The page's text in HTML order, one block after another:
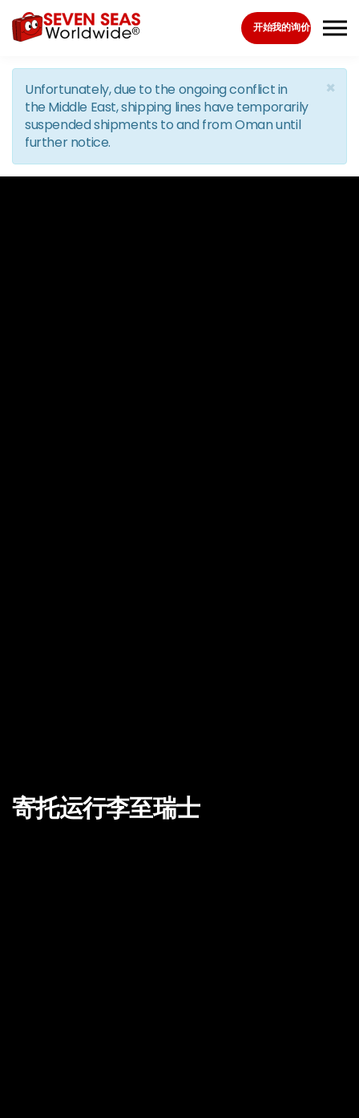
Skip to the content
开始我的询价
×
Unfortunately, due to the ongoing conflict in
the Middle East, shipping lines have temporarily
suspended shipments to and from Oman until
further notice.
寄托运行李至瑞士